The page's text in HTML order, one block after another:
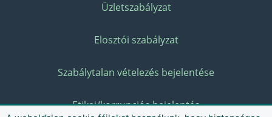
Üzletszabályzat
Elosztói szabályzat
Szabálytalan vételezés bejelentése
Etikai/korrupciós bejelentés